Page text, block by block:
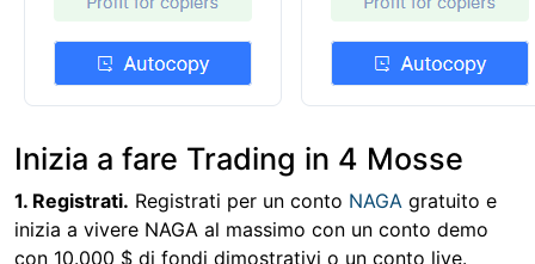
Inizia a fare Trading in 4 Mosse
1. Registrati. Registrati per un conto NAGA gratuito e
inizia a vivere NAGA al massimo con un conto demo
con 10.000 $ di fondi dimostrativi o un conto live.